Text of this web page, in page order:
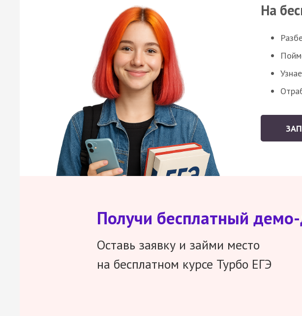
На
Получи бесплатный демо-
Оставь заявку и займи место
на бесплатном курсе Турбо ЕГЭ